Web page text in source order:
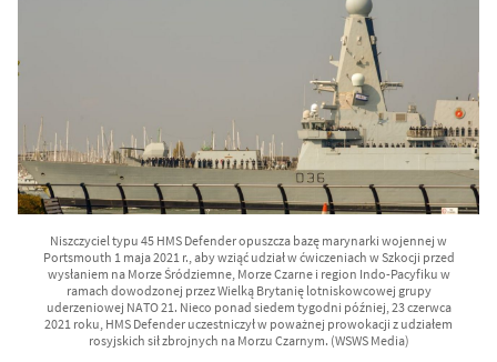
Niszczyciel typu 45 HMS Defender opuszcza bazę marynarki wojennej w
Portsmouth 1 maja 2021 r., aby wziąć udział w ćwiczeniach w Szkocji przed
wysłaniem na Morze Śródziemne, Morze Czarne i region Indo-Pacyfiku w
ramach dowodzonej przez Wielką Brytanię lotniskowcowej grupy
uderzeniowej NATO 21. Nieco ponad siedem tygodni później, 23 czerwca
2021 roku, HMS Defender uczestniczył w poważnej prowokacji z udziałem
rosyjskich sił zbrojnych na Morzu Czarnym. (WSWS Media)